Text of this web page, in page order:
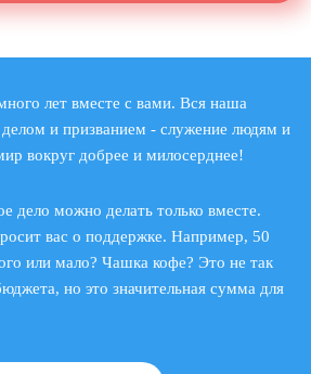
лет вместе с вами. Вся наша
и призванием - служение людям и
вокруг добрее и милосерднее!
дело можно делать только вместе.
вас о поддержке. Например, 50
или мало? Чашка кофе? Это не так
но это значительная сумма для